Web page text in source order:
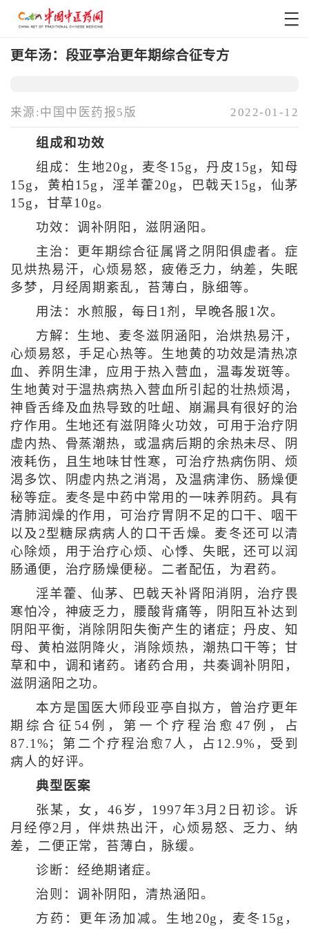
更年汤：段亚亭治更年期综合征专方
来源:中国中医药报5版 2022-01-12
组成和功效
组成：生地20g，麦冬15g，丹皮15g，知母
15g，黄柏15g，淫羊藿20g，巴戟天15g，仙茅
15g，甘草10g。
功效：调补阴阳，滋阴涵阳。
主治：更年期综合征属肾之阴阳俱虚者。症
见烘热易汗，心烦易怒，疲倦乏力，纳差，失眠
多梦，月经周期紊乱，苔薄白，脉细等。
用法：水煎服，每日1剂，早晚各服1次。
方解：生地、麦冬滋阴涵阳，治烘热易汗，
心烦易怒，手足心热等。生地黄的功效是清热凉
血、养阴生津，应用于热入营血，温毒发斑等。
生地黄对于温热病热入营血所引起的壮热烦渴，
神昏舌绛及血热导致的吐衄、崩漏具有很好的治
疗作用。生地还有滋阴降火功效，可用于治疗阴
虚内热、骨蒸潮热，或温病后期的余热未尽、阴
液耗伤，且生地味甘性寒，可治疗热病伤阴、烦
渴多饮、阴虚内热之消渴，及温病津伤、肠燥便
秘等症。麦冬是中药中常用的一味养阴药。具有
清肺润燥的作用，可治疗胃阴不足的口干、咽干
以及2型糖尿病病人的口干舌燥。麦冬还可以清
心除烦，用于治疗心烦、心悸、失眠，还可以润
肠通便，治疗肠燥便秘。二者配伍，为君药。
淫羊藿、仙茅、巴戟天补肾阳消阴，治疗畏
寒怕冷，神疲乏力，腰酸背痛等，阴阳互补达到
阴阳平衡，消除阴阳失衡产生的诸症；丹皮、知
母、黄柏滋阴降火，消除烦热，潮热口干等；甘
草和中，调和诸药。诸药合用，共奏调补阴阳，
滋阴涵阳之功。
本方是国医大师段亚亭自拟方，曾治疗更年
期综合征54例，第一个疗程治愈47例，占
87.1%；第二个疗程治愈7人，占12.9%，受到
病人的好评。
典型医案
张某，女，46岁，1997年3月2日初诊。诉
月经停2月，伴烘热出汗，心烦易怒、乏力、纳
差，二便正常，苔薄白，脉缓。
诊断：经绝期诸症。
治则：调补阴阳，清热涵阳。
方药：更年汤加减。生地20g，麦冬15g，